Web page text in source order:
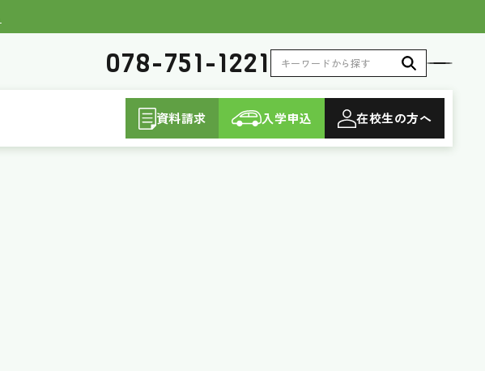
078-751-1221
資料請求 入学申込 在校生の方へ